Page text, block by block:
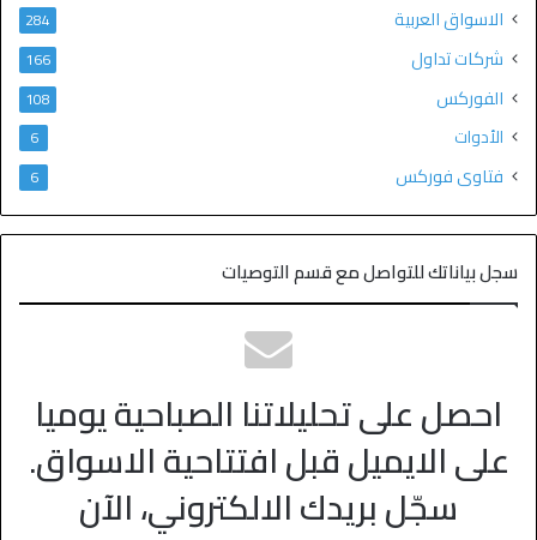
الاسواق العربية 284
شركات تداول 166
الفوركس 108
الأدوات 6
فتاوى فوركس 6
سجل بياناتك للتواصل مع قسم التوصيات
احصل على تحليلاتنا الصباحية يوميا
على الايميل قبل افتتاحية الاسواق.
سجّل بريدك الالكتروني، الآن